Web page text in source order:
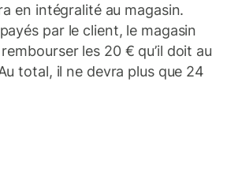
en intégralité au magasin.
par le client, le magasin
les 20 € qu’il doit au
total, il ne devra plus que 24